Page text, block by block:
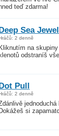
teď zdarma!
Sea
2 denně
na
odstraníš
Pull
2 denně
si